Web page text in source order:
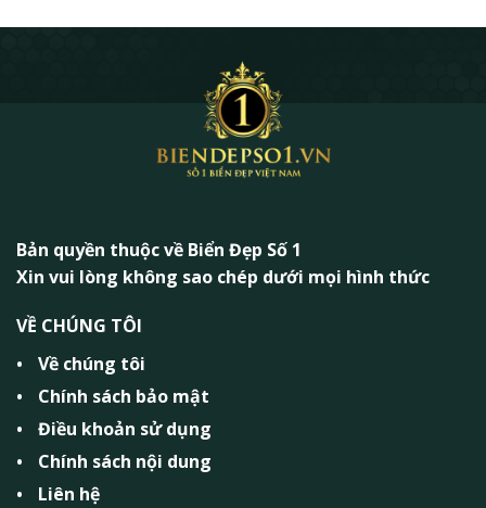
Bản quyền thuộc về Biển Đẹp Số 1
Xin vui lòng không sao chép dưới mọi hình thức
VỀ CHÚNG TÔI
Về chúng tôi
Chính sách bảo mật
Điều khoản sử dụng
Chính sách nội dung
Liên hệ